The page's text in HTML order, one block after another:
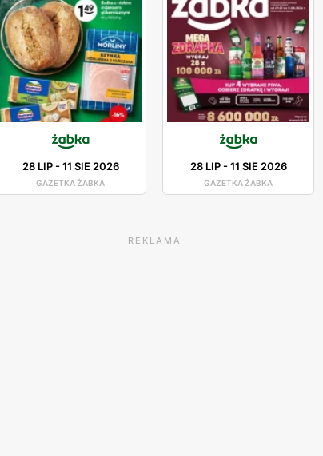
28 LIP-11 SIE 2026
GAZETKA ŻABKA
28 LIP-11 SIE 2026
GAZETKA ŻABKA
REKLAMA